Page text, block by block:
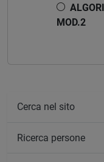
MOD.2
Cerca nel sito
Ricerca persone